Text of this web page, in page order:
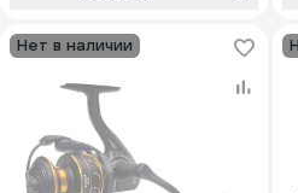
Нет в наличии